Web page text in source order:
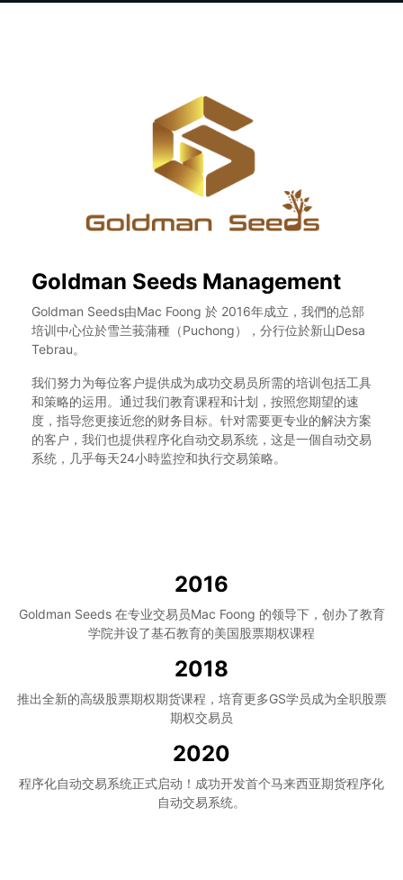
Goldman Seeds Management
Goldman Seeds由Mac Foong 於 2016年成立，我們的总部
培训中心位於雪兰莪蒲種（Puchong），分行位於新山Desa
Tebrau。
我们努力为每位客户提供成为成功交易员所需的培训包括工具
和策略的运用。通过我们教育课程和计划，按照您期望的速
度，指导您更接近您的财务目标。针对需要更专业的解決方案
的客户，我们也提供程序化自动交易系统，这是一個自动交易
系统，几乎每天24小時监控和执行交易策略。
2016
Goldman Seeds 在专业交易员Mac Foong 的领导下，创办了教育
学院并设了基石教育的美国股票期权课程
2018
推出全新的高级股票期权期货课程，培育更多GS学员成为全职股票
期权交易员
2020
程序化自动交易系统正式启动！成功开发首个马来西亚期货程序化
自动交易系统。